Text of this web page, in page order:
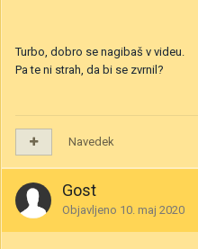
Turbo, dobro se nagibaš v videu.
Pa te ni strah, da bi se zvrnil?
Navedek
Gost
Objavljeno 10. maj 2020